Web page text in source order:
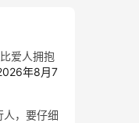
爱人拥抱
年8月7
人，要仔细